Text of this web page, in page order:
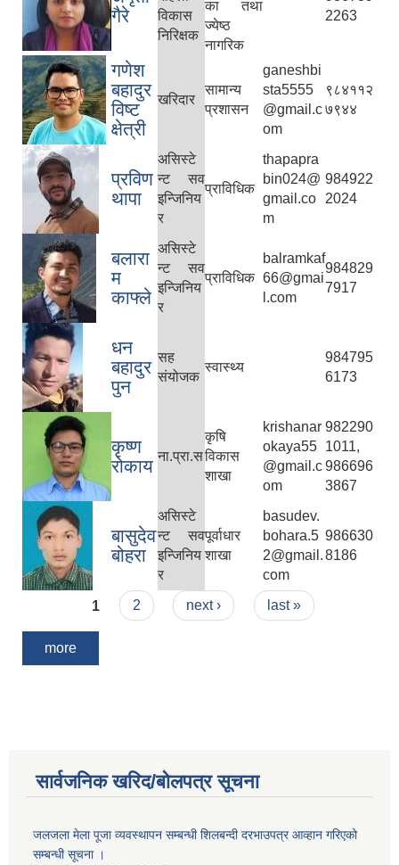
गैरे
विकास
निरिक्षक
का तथा
ज्येष्ठ
नागरिक
2263
गणेश
बहादुर
विष्ट
क्षेत्री
खरिदार
सामान्य
प्रशासन
ganeshbi
sta5555
@gmail.c
om
९८४११२
७९४४
प्रविण
थापा
असिस्टे
न्ट सव
इन्जिनिय
र
प्राविधिक
thapapra
bin024@
gmail.co
m
984922
2024
बलारा
म
काफ्ले
असिस्टे
न्ट सव
इन्जिनिय
र
प्राविधिक
balramkaf
66@gmai
l.com
984829
7917
धन
बहादुर
पुन
सह
संयोजक
स्वास्थ्य
984795
6173
कृष्ण
रोकाय ना.प्रा.स
कृषि
विकास
शाखा
krishanar
okaya55
@gmail.c
om
982290
1011,
986696
3867
बासुदेव
बोहरा
असिस्टे
न्ट सव
इन्जिनिय
र
पूर्वाधार
शाखा
basudev.
bohara.5
2@gmail.
com
986630
8186
Pages
1 2 next › last »
more
सार्वजनिक खरिद/बोलपत्र सूचना
जलजला मेला पूजा व्यवस्थापन सम्बन्धी शिलबन्दी दरभाउपत्र आव्हान गरिएको
सम्बन्धी सूचना ।